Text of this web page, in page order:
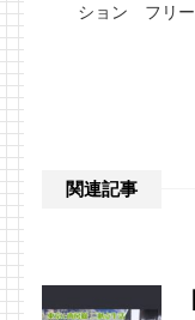
ション フリ
関連記事